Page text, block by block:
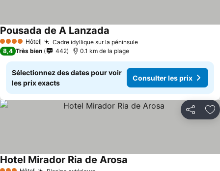
4 Étoiles Hôtel Cadre idyllique sur la péninsuleConsulter les prix
Pousada de A Lanzada
8,4 Très bien 442 0.1 km de la plage
Sélectionnez des dates pour voir
les prix exacts
Consulter les prix
Partager
Hotel Mirador Ria de Arosa